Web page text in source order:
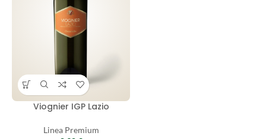
Viognier IGP Lazio
Linea Premium